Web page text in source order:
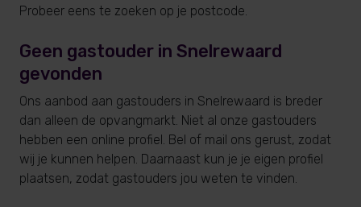
Probeer eens te zoeken op je postcode.
Geen gastouder in Snelrewaard
gevonden
Ons aanbod aan gastouders in Snelrewaard is breder
dan alleen de opvangmarkt. Niet al onze gastouders
hebben een online profiel. Bel of mail ons gerust, zodat
wij je kunnen helpen. Daarnaast kun je je eigen profiel
plaatsen, zodat gastouders jou weten te vinden.